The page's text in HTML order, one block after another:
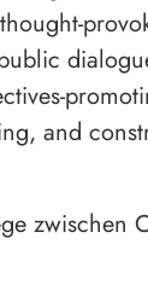
and
zwischen